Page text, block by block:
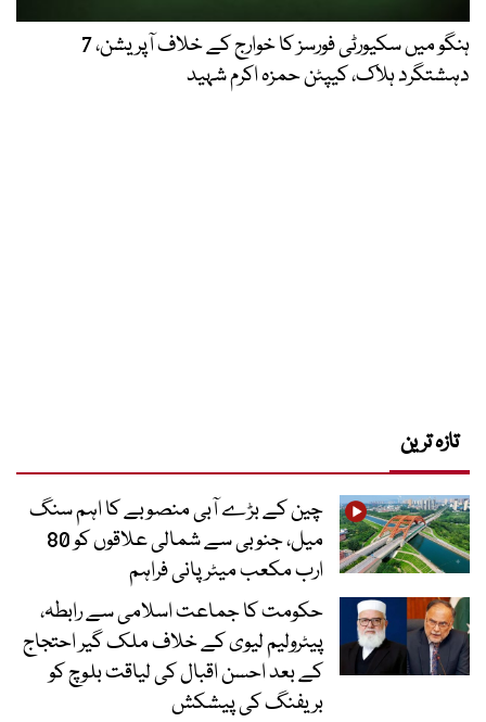
ہنگو میں سکیورٹی فورسز کا خوارج کے خلاف آپریشن، 7
دہشتگرد ہلاک، کیپٹن حمزہ اکرم شہید
تازہ ترین
چین کے بڑے آبی منصوبے کا اہم سنگ
میل، جنوبی سے شمالی علاقوں کو 80
ارب مکعب میٹر پانی فراہم
حکومت کا جماعت اسلامی سے رابطہ،
پیٹرولیم لیوی کے خلاف ملک گیر احتجاج
کے بعد احسن اقبال کی لیاقت بلوچ کو
بریفنگ کی پیشکش